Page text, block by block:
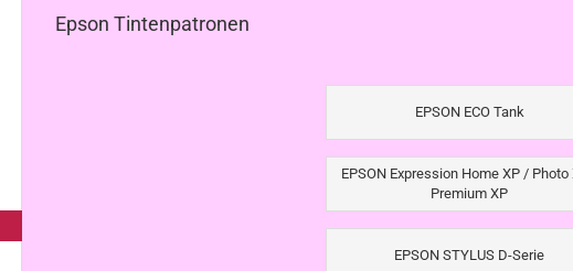
Epson Tintenpatronen
EPSON ECO Tank
EPSON Expression Home XP / Photo
Premium XP
EPSON STYLUS D-Serie